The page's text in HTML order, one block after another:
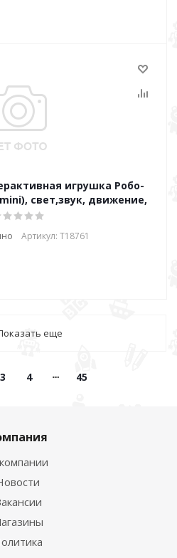
свет,звук, движение,
Артикул: Т18761
еще
3 4 45